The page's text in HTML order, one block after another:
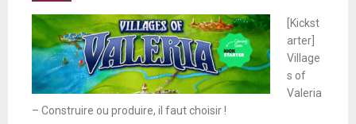
[Kickst
arter]
Village
s of
Valeria
– Construire ou produire, il faut choisir !